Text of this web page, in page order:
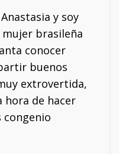
y soy
brasileña
conocer
buenos
extrovertida,
hora de hacer
congenio